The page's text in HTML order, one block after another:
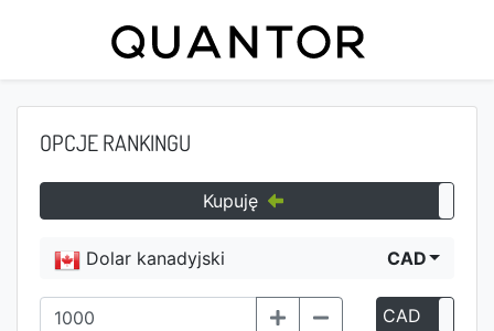
OPCJE RANKINGU
Kupuję
Dolar kanadyjski CAD
CAD